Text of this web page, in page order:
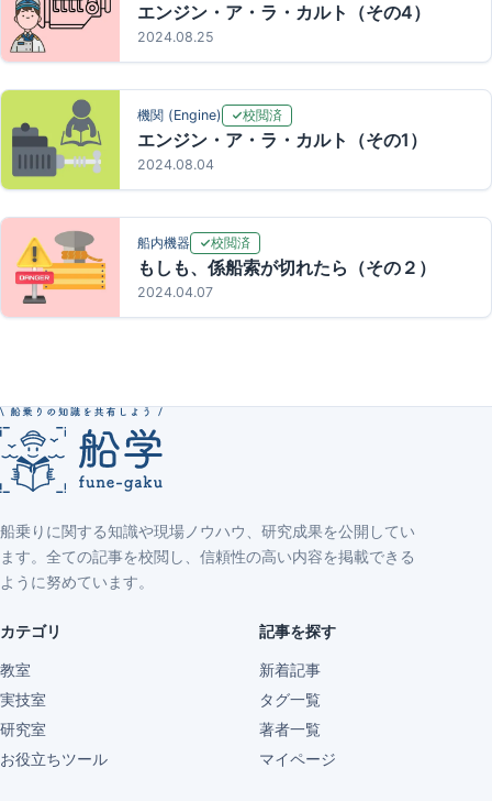
エンジン・ア・ラ・カルト（その4）
2024.08.25
機関 (Engine) 校閲済
エンジン・ア・ラ・カルト（その1）
2024.08.04
船内機器 校閲済
もしも、係船索が切れたら（その２）
2024.04.07
船乗りに関する知識や現場ノウハウ、研究成果を公開してい
ます。全ての記事を校閲し、信頼性の高い内容を掲載できる
ように努めています。
カテゴリ
教室
実技室
研究室
お役立ちツール
記事を探す
新着記事
タグ一覧
著者一覧
マイページ